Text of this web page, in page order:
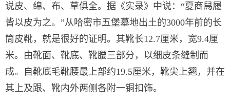
说皮、绵、布、草俱全。据《实录》中说：“夏商舄履
皆以皮为之。”从哈密市五堡墓地出土的3000年前的长
筒皮靴，就是很好的证明。其靴长12.7厘米，宽9.4厘
米。由靴面、靴底、靴腰三部分，以细皮条缝制而
成。自靴底毛靴腰最上部约19.5厘米，靴尖上翘，并在
其上及跟、靴内外两侧各附一铜扣饰。